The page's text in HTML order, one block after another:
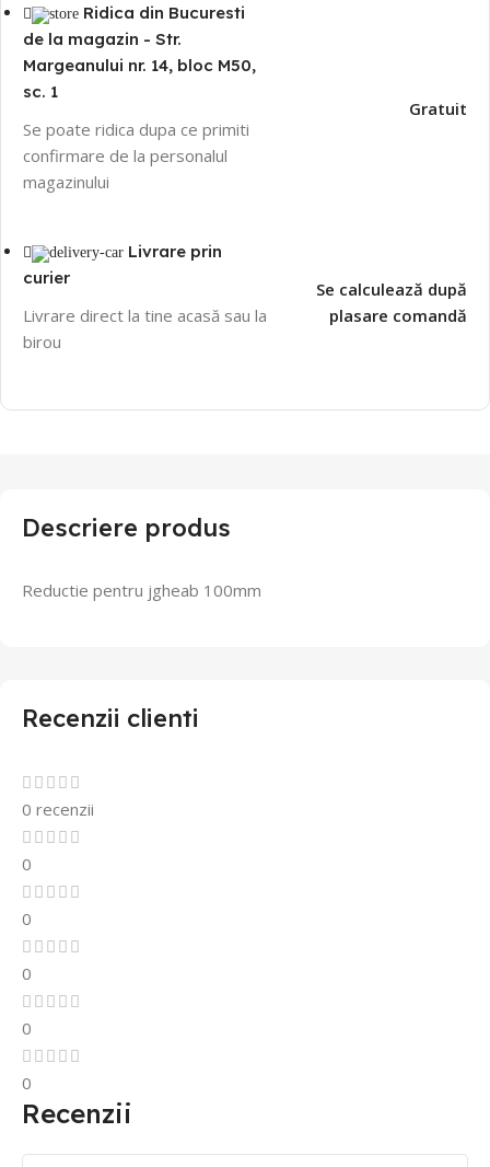
Ridica din Bucuresti
de la magazin - Str.
Margeanului nr. 14, bloc M50,
sc. 1
Se poate ridica dupa ce primiti
confirmare de la personalul
magazinului
Gratuit
Livrare prin
curier
Livrare direct la tine acasă sau la
birou
Se calculează după
plasare comandă
Descriere produs
Reductie pentru jgheab 100mm
Recenzii clienti
0 recenzii
0
0
0
0
0
Recenzii